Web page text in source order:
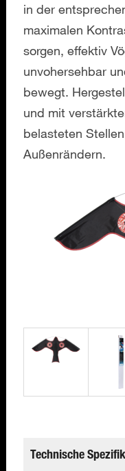
in der
maximalen
sorgen, effektiv
unvohersehbar
bewegt.
und mit
belasteten
Außenrändern.
Technische